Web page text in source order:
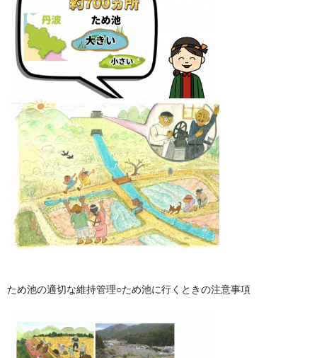
ため池の適切な維持管理○ため池に行くときの注意事項